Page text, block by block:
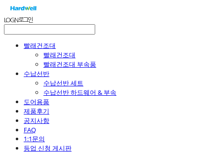
LOG IN로그인
빨래건조대
빨래건조대
빨래건조대 부속품
수납선반
수납선반 세트
수납선반 하드웨어 & 부속
도어용품
제품후기
공지사항
FAQ
1:1문의
등업 신청 게시판